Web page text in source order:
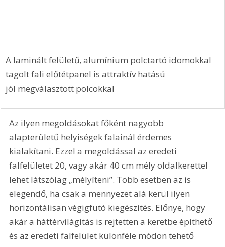
A laminált felületű, alumínium polctartó idomokkal
tagolt fali előtétpanel is attraktív hatású
jól megválasztott polcokkal
Az ilyen megoldásokat főként nagyobb
alapterületű helyiségek falainál érdemes
kialakítani. Ezzel a megoldással az eredeti
falfelületet 20, vagy akár 40 cm mély oldalkerettel
lehet látszólag „mélyíteni”. Több esetben az is
elegendő, ha csak a mennyezet alá kerül ilyen
horizontálisan végigfutó kiegészítés. Előnye, hogy
akár a háttérvilágítás is rejtetten a keretbe építhető
és az eredeti falfelület különféle módon tehető